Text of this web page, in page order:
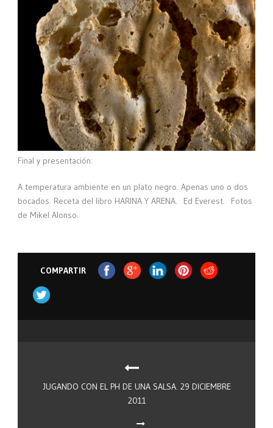
Final y presentación:
A temperatura ambiente en un plato negro. Apenas uno o dos
bocados. Receta del libro HARINA Y ARENA. Ed Everest. Fotos
de Mikel Alonso.
COMPARTIR
JUGANDO CON EL PH DE UNA SALSA. 29 DICIEMBRE
2011